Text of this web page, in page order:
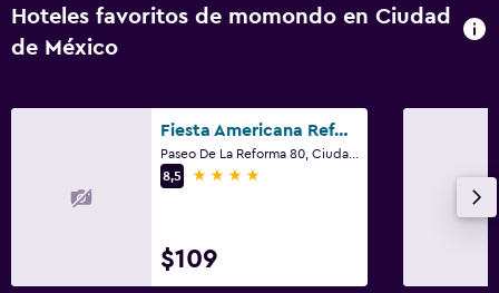
Secador de pelo
Hoteles favoritos de momondo en Ciudad
de México
Fiesta Americana Reforma
8,5
4 estrellas
$109